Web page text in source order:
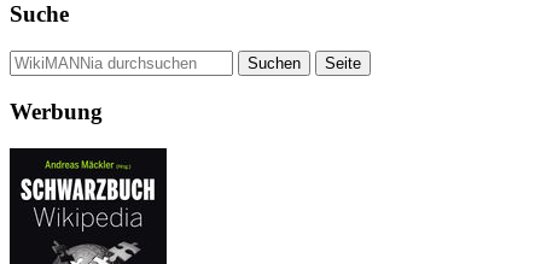
Suche
Werbung